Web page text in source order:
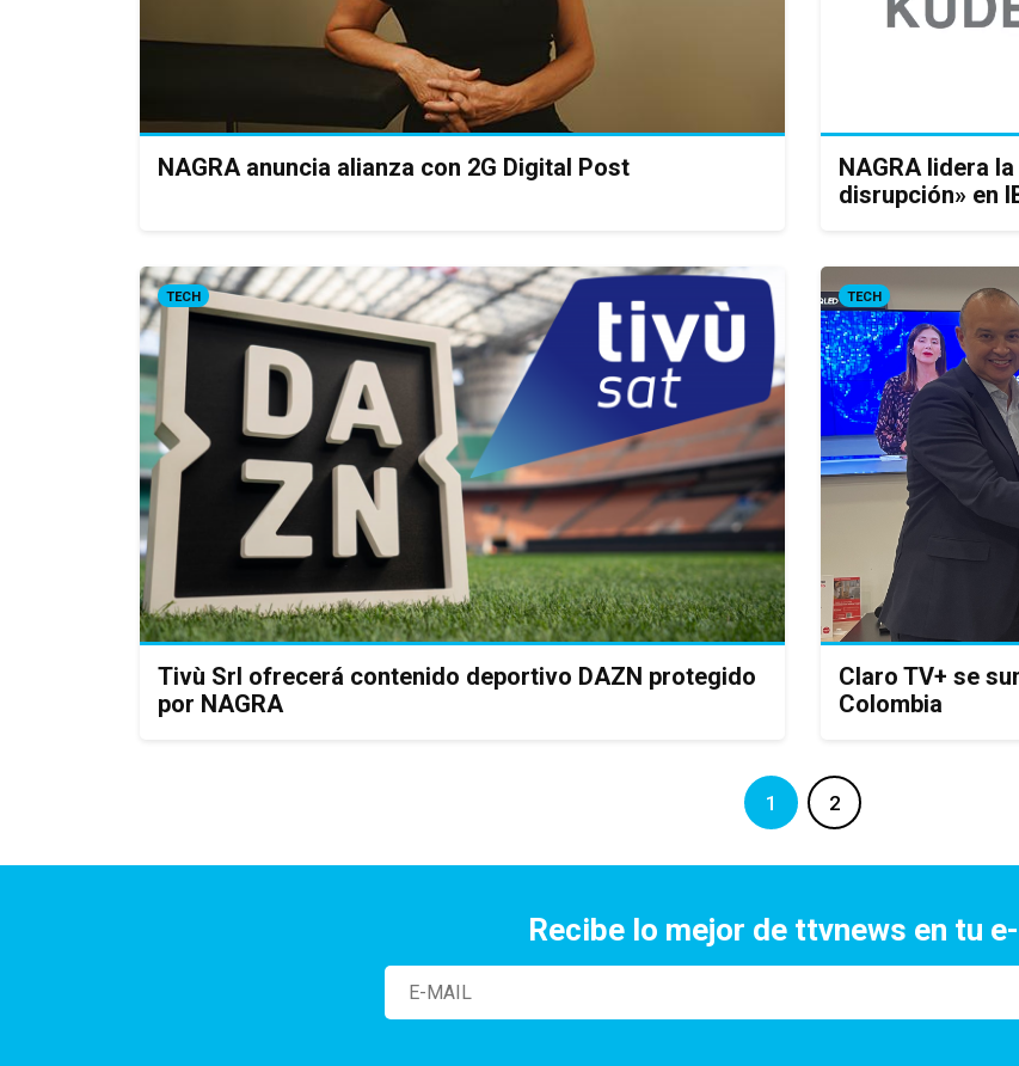
NAGRA anuncia alianza con 2G Digital Post
NAGRA lidera
disrupción» en
TECH
Tivù Srl ofrecerá contenido deportivo DAZN protegido
por NAGRA
TECH
Claro TV+ se
Colombia
1 2
Recibe lo mejor de ttvnews en tu